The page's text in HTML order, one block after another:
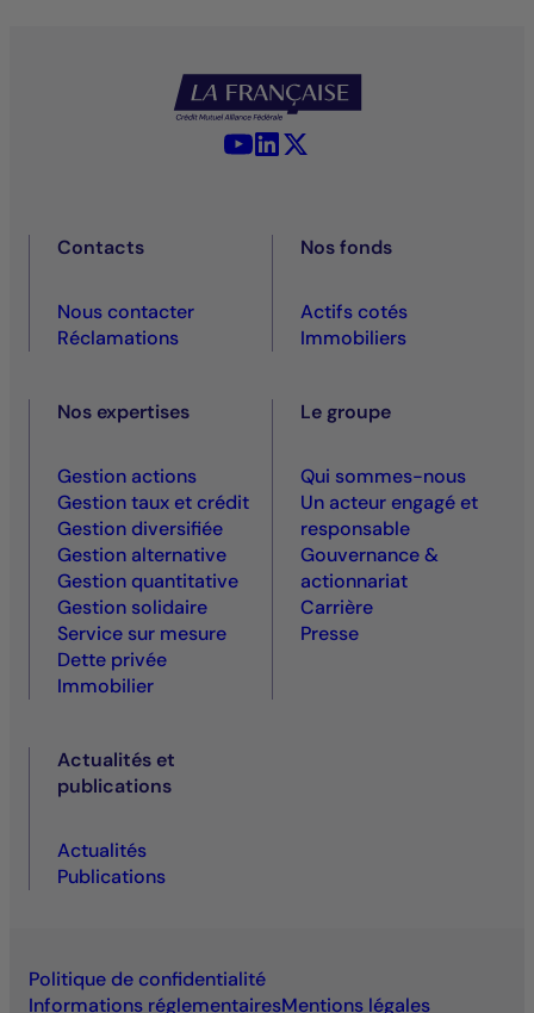
YouTube - La Française
LinkedIn - La Française
Contacts
Nous contacter
Réclamations
Nos fonds
Actifs cotés
Immobiliers
Nos expertises
Gestion actions
Gestion taux et crédit
Gestion diversifiée
Gestion alternative
Gestion quantitative
Gestion solidaire
Service sur mesure
Dette privée
Immobilier
Le groupe
Qui sommes-nous
Un acteur engagé et
responsable
Gouvernance &
actionnariat
Carrière
Presse
Actualités et
publications
Actualités
Publications
Politique de confidentialité
Informations réglementairesMentions légales